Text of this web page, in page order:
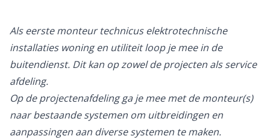
Als eerste monteur technicus elektrotechnische
installaties woning en utiliteit loop je mee in de
buitendienst. Dit kan op zowel de projecten als service
afdeling.
Op de projectenafdeling ga je mee met de monteur(s)
naar bestaande systemen om uitbreidingen en
aanpassingen aan diverse systemen te maken.